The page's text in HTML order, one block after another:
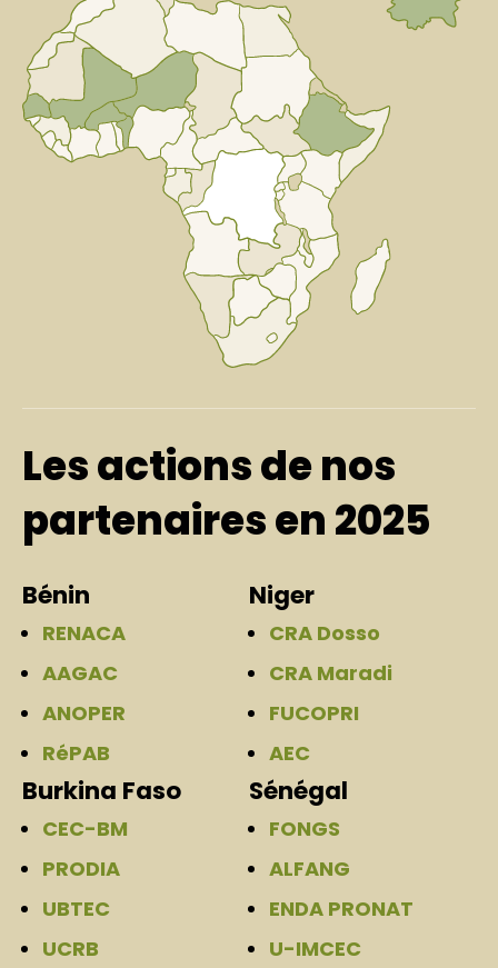
Les actions de nos
partenaires en 2025
Bénin
RENACA
AAGAC
ANOPER
RéPAB
Burkina Faso
CEC-BM
PRODIA
UBTEC
UCRB
Niger
CRA Dosso
CRA Maradi
FUCOPRI
AEC
Sénégal
FONGS
ALFANG
ENDA PRONAT
U-IMCEC